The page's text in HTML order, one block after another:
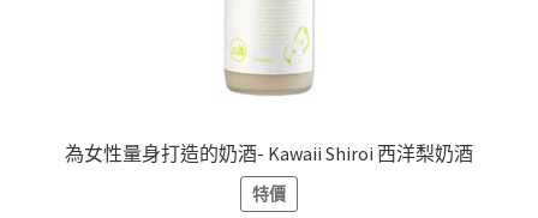
為女性量身打造的奶酒- Kawaii Shiroi 西洋梨奶酒
特價